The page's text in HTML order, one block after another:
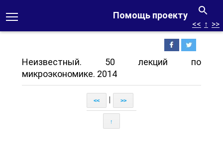
Помощь проекту
<< ↑ >>
Неизвестный. 50 лекций по
микроэкономике. 2014
<< >>
↑